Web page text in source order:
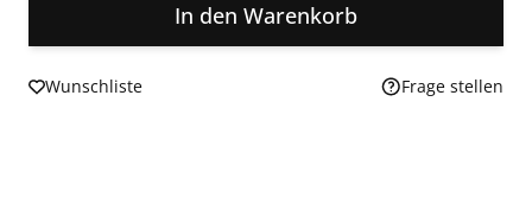
In den Warenkorb
Wunschliste Frage stellen